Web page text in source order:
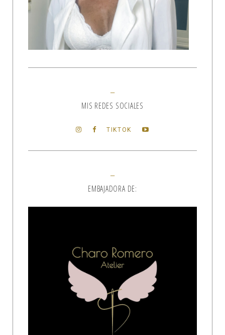
MIS REDES SOCIALES
TIKTOK
EMBAJADORA DE: